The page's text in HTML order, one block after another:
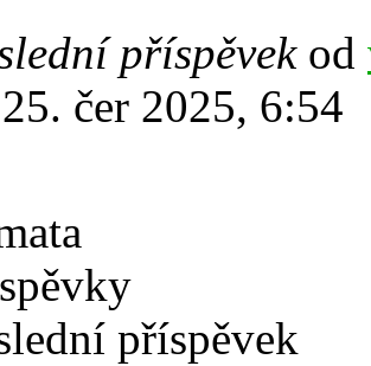
příspěvekod
čer 2025, 6:54
příspěvek